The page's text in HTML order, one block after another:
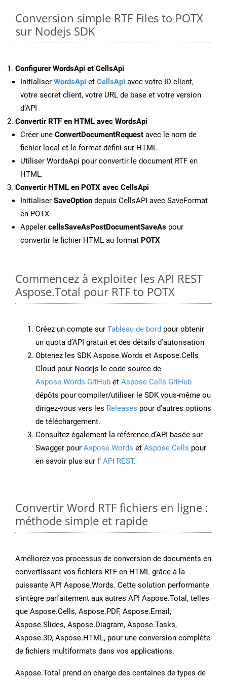
Conversion simple RTF Files to POTX
sur Nodejs SDK
Configurer WordsApi et CellsApi
Initialiser WordsApi et CellsApi avec votre ID client,
votre secret client, votre URL de base et votre version
d’API
Convertir RTF en HTML avec WordsApi
Créer une ConvertDocumentRequest avec le nom de
fichier local et le format défini sur HTML.
Utiliser WordsApi pour convertir le document RTF en
HTML.
Convertir HTML en POTX avec CellsApi
Initialiser SaveOption depuis CellsAPI avec SaveFormat
en POTX
Appeler cellsSaveAsPostDocumentSaveAs pour
convertir le fichier HTML au format POTX
Commencez à exploiter les API REST
Aspose.Total pour RTF to POTX
Créez un compte sur Tableau de bord pour obtenir
un quota d’API gratuit et des détails d’autorisation
Obtenez les SDK Aspose.Words et Aspose.Cells
Cloud pour Nodejs le code source de
Aspose.Words GitHub et Aspose.Cells GitHub
dépôts pour compiler/utiliser le SDK vous-même ou
dirigez-vous vers les Releases pour d’autres options
de téléchargement.
Consultez également la référence d’API basée sur
Swagger pour Aspose.Words et Aspose.Cells pour
en savoir plus sur l’ API REST.
Convertir Word RTF fichiers en ligne :
méthode simple et rapide
Améliorez vos processus de conversion de documents en
convertissant vos fichiers RTF en HTML grâce à la
puissante API Aspose.Words. Cette solution performante
s’intègre parfaitement aux autres API Aspose.Total, telles
que Aspose.Cells, Aspose.PDF, Aspose.Email,
Aspose.Slides, Aspose.Diagram, Aspose.Tasks,
Aspose.3D, Aspose.HTML, pour une conversion complète
de fichiers multiformats dans vos applications.
Aspose.Total prend en charge des centaines de types de